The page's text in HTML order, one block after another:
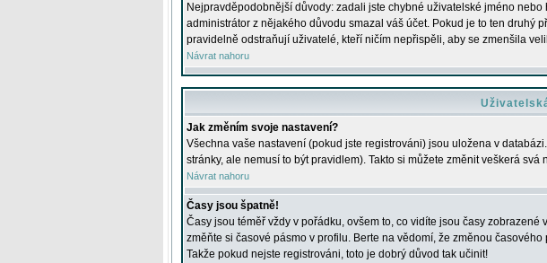
Nejpravděpodobnější důvody: zadali jste chybné uživatelské jméno
administrátor z nějakého důvodu smazal váš účet. Pokud je to ten druhý
pravidelně odstraňují uživatelé, kteří ničím nepřispěli, aby se zmenšila
Návrat nahoru
Jak změním svoje nastavení?
Všechna vaše nastavení (pokud jste registrováni) jsou uložena v
stránky, ale nemusí to být pravidlem). Takto si můžete změnit veškerá svá
Návrat nahoru
Časy jsou špatně!
Časy jsou téměř vždy v pořádku, ovšem to, co vidíte jsou časy
změňte si časové pásmo v profilu. Berte na vědomí, že změnou
Takže pokud nejste registrováni, toto je dobrý důvod tak učinit!